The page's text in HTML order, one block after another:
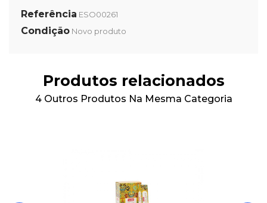
Referência ESO00261
Condição Novo produto
Produtos relacionados
4 Outros Produtos Na Mesma Categoria